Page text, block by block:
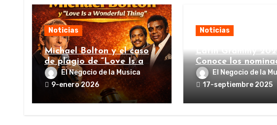
Noticias
Michael Bolton y el caso
de plagio de “Love Is a
Wonderful Thing”
El Negocio de la Musica
9-enero 2026
Noticias
Latin Grammy
Conoce los
El Negocio de la
17-septiembre 2025